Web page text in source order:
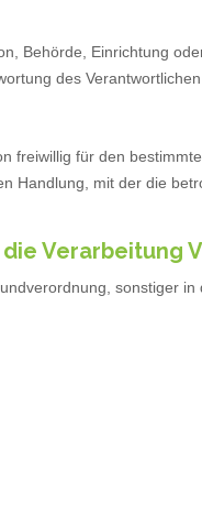
Behörde, Einrichtung
des
freiwillig für den
Handlung, mit der die
Verarbeitung
sonstiger